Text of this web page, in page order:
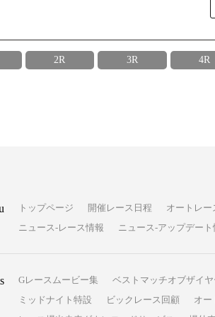
2R 3R 4R
トップページ 開催レース日程 オートレー
ニュース-レース情報
ニュース-アップデート
Gレースムービー集 ベストマッチオブザイヤ
ミッドナイト特設
ビックレース回顧 オー